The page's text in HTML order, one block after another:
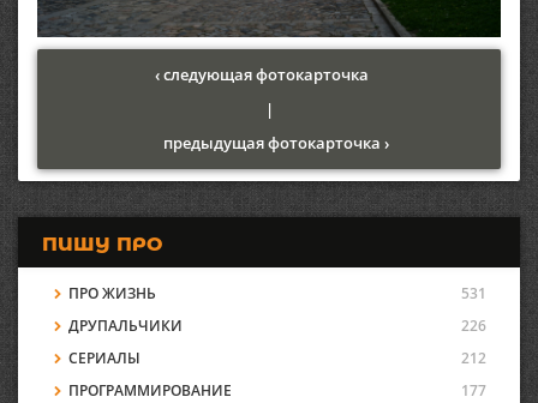
‹ следующая фотокарточка
|
предыдущая фотокарточка ›
ПИШУ ПРО
ПРО ЖИЗНЬ
531
ДРУПАЛЬЧИКИ
226
СЕРИАЛЫ
212
ПРОГРАММИРОВАНИЕ
177